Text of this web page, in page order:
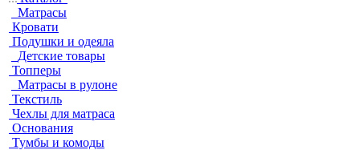
Матрасы
Кровати
Подушки и одеяла
Детские товары
Топперы
Матрасы в рулоне
Текстиль
Чехлы для матраса
Основания
Тумбы и комоды